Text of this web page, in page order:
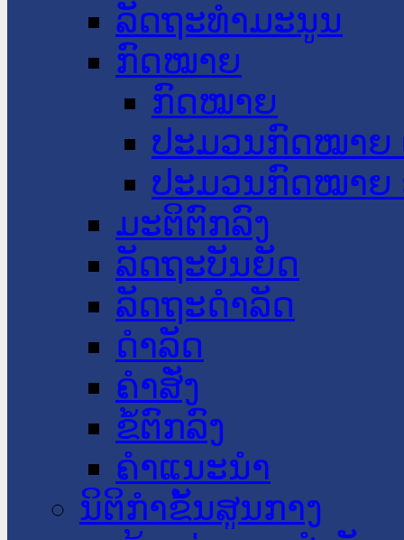
ລັດຖະທໍາມະນູນ
ກົດໝາຍ
ກົດໝາຍ
ປະມວນກົດໝາຍ
ປະມວນກົດໝາຍ
ມະຕິຕົກລົງ
ລັດຖະບັນຍັດ
ລັດຖະດໍາລັດ
ດໍາລັດ
ຄໍາສັ່ງ
ຂໍ້ຕົກລົງ
ຄໍາແນະນໍາ
ນິຕິກຳຂັ້ນສູນກາງ